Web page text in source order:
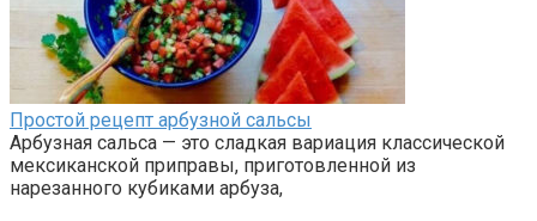
Простой рецепт арбузной сальсы
Арбузная сальса — это сладкая вариация классической
мексиканской приправы, приготовленной из
нарезанного кубиками арбуза,